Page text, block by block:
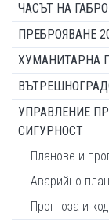
ЧАСЪТ НА
ПРЕБРОЯВАНЕ
ХУМАНИТАРНА
УПРАВЛЕНИЕ
СИГУРНОСТ
Планове и
Аварийно
Прогноза и